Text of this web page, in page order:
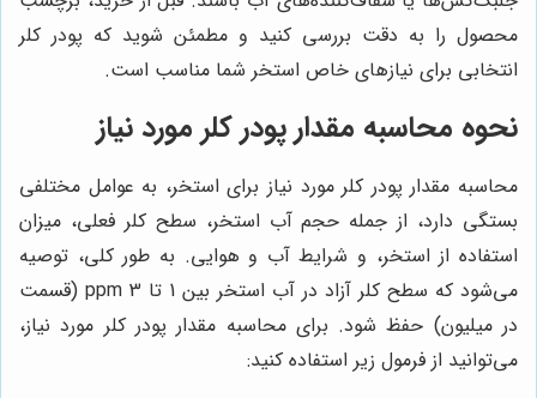
محصول را به دقت بررسی کنید و مطمئن شوید که پودر کلر
انتخابی برای نیازهای خاص استخر شما مناسب است.
نحوه محاسبه مقدار پودر کلر مورد نیاز
محاسبه مقدار پودر کلر مورد نیاز برای استخر، به عوامل مختلفی
بستگی دارد، از جمله حجم آب استخر، سطح کلر فعلی، میزان
استفاده از استخر، و شرایط آب و هوایی. به طور کلی، توصیه
می‌شود که سطح کلر آزاد در آب استخر بین 1 تا 3 ppm (قسمت
در میلیون) حفظ شود. برای محاسبه مقدار پودر کلر مورد نیاز،
می‌توانید از فرمول زیر استفاده کنید: